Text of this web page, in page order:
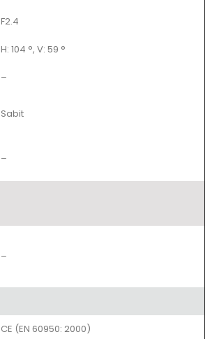
F2.4
H: 104 °, V: 59 °
–
Sabit
–
–
CE (EN 60950: 2000)